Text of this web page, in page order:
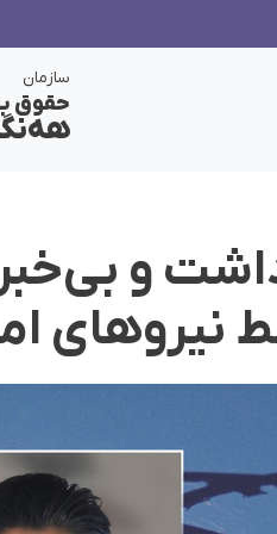
سازمان
حقوق
و
نیروهای